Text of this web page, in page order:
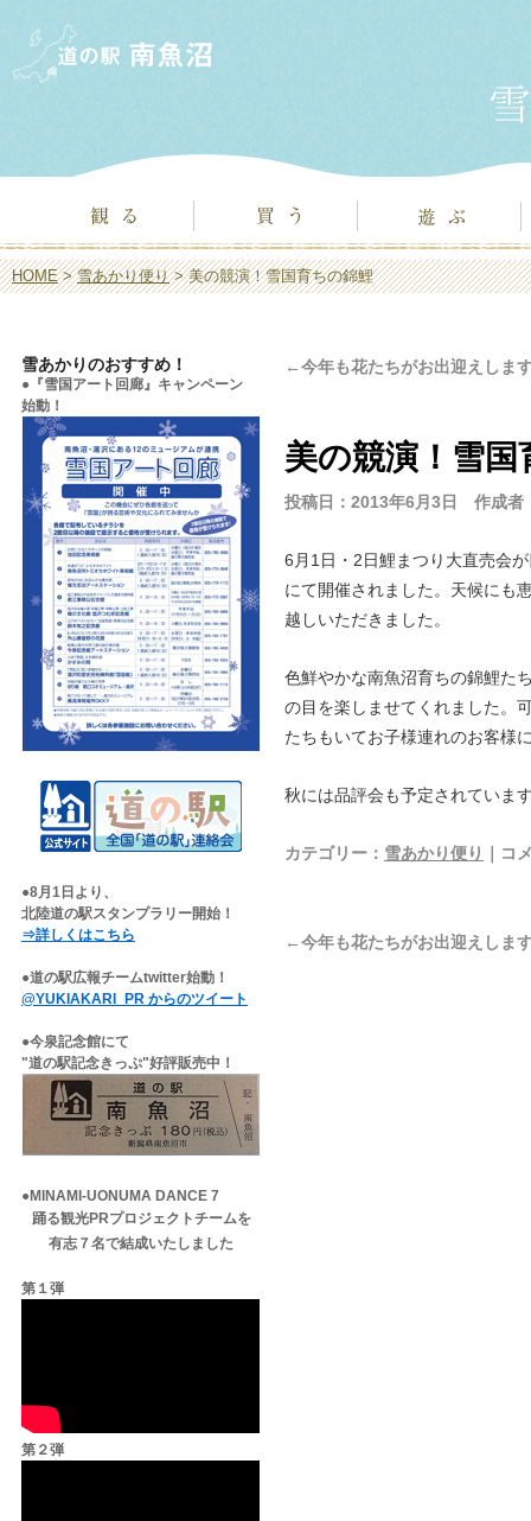
HOME>雪あかり便り> 美の競演！雪国育ちの錦鯉
雪あかりのおすすめ！
●『雪国アート回廊』キャンペーン
始動！
●8月1日より、
北陸道の駅スタンプラリー開始！
⇒詳しくはこちら
●道の駅広報チームtwitter始動！
@YUKIAKARI_PR からのツイート
●今泉記念館にて
"道の駅記念きっぷ"好評販売中！
●MINAMI-UONUMA DANCE 7
踊る観光PRプロジェクトチームを
有志７名で結成いたしました
第１弾
第２弾
←今年も花たちがお出迎えしま
美の競演！雪国
投稿日：2013年6月3日 作成
6月1日・2日鯉まつり大直売会
にて開催されました。天候にも
越しいただきました。
色鮮やかな南魚沼育ちの錦鯉た
の目を楽しませてくれました。
たちもいてお子様連れのお客様
秋には品評会も予定されていま
カテゴリー： 雪あかり便り ｜コ
←今年も花たちがお出迎えしま